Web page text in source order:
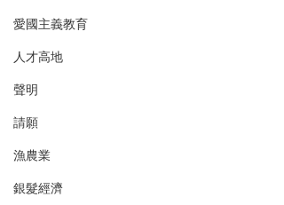
愛國主義教育
人才高地
聲明
請願
漁農業
銀髮經濟